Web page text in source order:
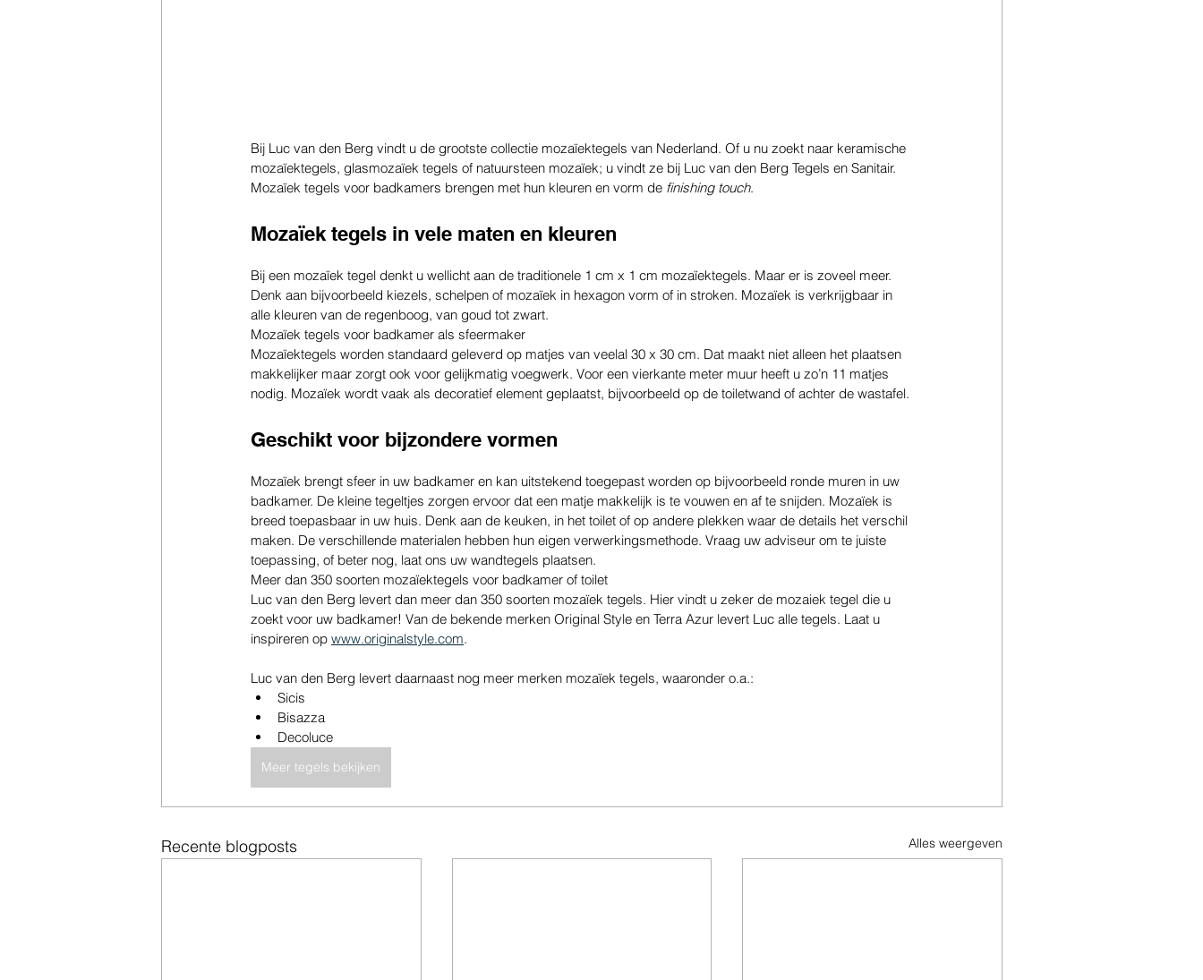
Bij Luc van den Berg vindt u de grootste collectie mozaïektegels van Nederland. Of u nu zoekt naar keramische
mozaïektegels, glasmozaïek tegels of natuursteen mozaïek; u vindt ze bij Luc van den Berg Tegels en Sanitair.
Mozaïek tegels voor badkamers brengen met hun kleuren en vorm de finishing touch.
Mozaïek tegels in vele maten en kleuren
Bij een mozaïek tegel denkt u wellicht aan de traditionele 1 cm x 1 cm mozaïektegels. Maar er is zoveel meer.
Denk aan bijvoorbeeld kiezels, schelpen of mozaïek in hexagon vorm of in stroken. Mozaïek is verkrijgbaar in
alle kleuren van de regenboog, van goud tot zwart.
Mozaïek tegels voor badkamer als sfeermaker
Mozaïektegels worden standaard geleverd op matjes van veelal 30 x 30 cm. Dat maakt niet alleen het plaatsen
makkelijker maar zorgt ook voor gelijkmatig voegwerk. Voor een vierkante meter muur heeft u zo’n 11 matjes
nodig. Mozaïek wordt vaak als decoratief element geplaatst, bijvoorbeeld op de toiletwand of achter de wastafel.
Geschikt voor bijzondere vormen
Mozaïek brengt sfeer in uw badkamer en kan uitstekend toegepast worden op bijvoorbeeld ronde muren in uw
badkamer. De kleine tegeltjes zorgen ervoor dat een matje makkelijk is te vouwen en af te snijden. Mozaïek is
breed toepasbaar in uw huis. Denk aan de keuken, in het toilet of op andere plekken waar de details het verschil
maken. De verschillende materialen hebben hun eigen verwerkingsmethode. Vraag uw adviseur om te juiste
toepassing, of beter nog, laat ons uw wandtegels plaatsen.
Meer dan 350 soorten mozaïektegels voor badkamer of toilet
Luc van den Berg levert dan meer dan 350 soorten mozaïek tegels. Hier vindt u zeker de mozaiek tegel die u
zoekt voor uw badkamer! Van de bekende merken Original Style en Terra Azur levert Luc alle tegels. Laat u
inspireren op www.originalstyle.com.
Luc van den Berg levert daarnaast nog meer merken mozaïek tegels, waaronder o.a.:
Sicis
Bisazza
Decoluce
Meer tegels bekijken
Recente blogposts Alles weergeven